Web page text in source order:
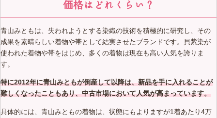
価格はどれくらい？
青山みともは、失われようとする染織の技術を積極的に研究し、その
成果を素晴らしい着物や帯として結実させたブランドです。貝紫染が
使われた着物や帯をはじめ、多くの着物は現在も高い人気を誇りま
す。
特に2012年に青山みともが倒産して以降は、新品を手に入れることが
難しくなったこともあり、中古市場において人気が高まっています。
具体的には、青山みともの着物は、状態にもよりますが1着あたり4万